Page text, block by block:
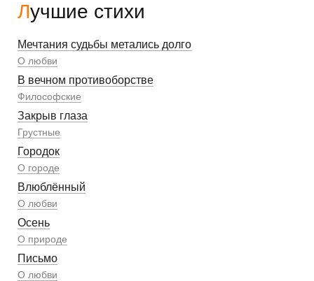
Лучшие стихи
Мечтания судьбы метались долго
О любви
В вечном противоборстве
Философские
Закрыв глаза
Грустные
Городок
О городе
Влюблённый
О любви
Осень
О природе
Письмо
О любви